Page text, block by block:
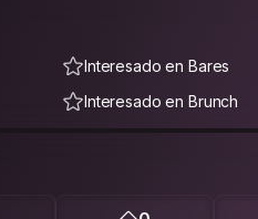
Interesado en Bares
Interesado en Brunch